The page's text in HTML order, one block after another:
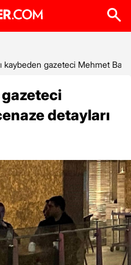
kaybeden gazeteci Mehmet
gazeteci
detayları